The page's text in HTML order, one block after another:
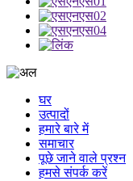
घर
उत्पादों
हमारे बारे में
समाचार
पूछे जाने वाले प्रश्न
हमसे संपर्क करें